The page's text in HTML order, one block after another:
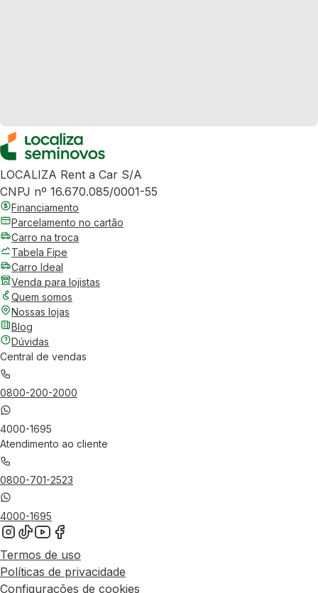
LOCALIZA Rent a Car S/A
CNPJ nº 16.670.085/0001-55
Financiamento
Parcelamento no cartão
Carro na troca
Tabela Fipe
Carro Ideal
Venda para lojistas
Quem somos
Nossas lojas
Blog
Dúvidas
Central de vendas
0800-200-2000
4000-1695
Atendimento ao cliente
0800-701-2523
4000-1695
Termos de uso
Políticas de privacidade
Configurações de cookies